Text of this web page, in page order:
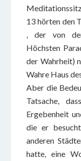
13 hörten den
, der von
Höchsten
der Wahrheit)
Wahre Haus
Aber die
Tatsache,
Ergebenheit
die er
anderen
hatte, eine